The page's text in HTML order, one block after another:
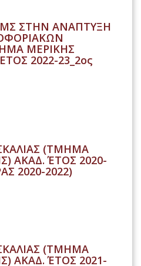
ΣΤΗΝ ΑΝΑΠΤΥΞΗ
ΜΕΡΙΚΗΣ
2022-23_2ος
(ΤΜΗΜΑ
ΑΚΑΔ. ΈΤΟΣ 2020-
2020-2022)
(ΤΜΗΜΑ
ΑΚΑΔ. ΈΤΟΣ 2021-